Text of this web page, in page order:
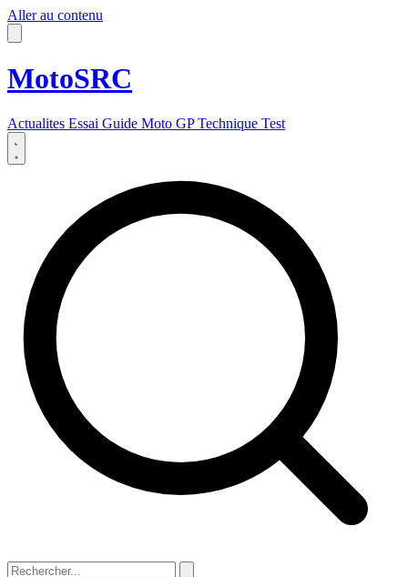
Aller au contenu
MotoSRC
Actualites Essai Guide Moto GPTechnique Test